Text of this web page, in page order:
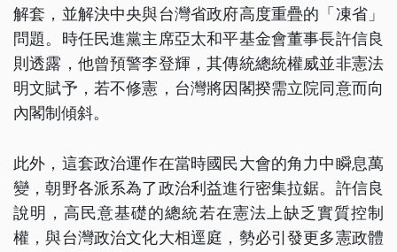
解套，並解決中央與台灣省政府高度重疊的「凍省」
問題。時任民進黨主席亞太和平基金會董事長許信良
則透露，他曾預警李登輝，其傳統總統權威並非憲法
明文賦予，若不修憲，台灣將因閣揆需立院同意而向
內閣制傾斜。
此外，這套政治運作在當時國民大會的角力中瞬息萬
變，朝野各派系為了政治利益進行密集拉鋸。許信良
說明，高民意基礎的總統若在憲法上缺乏實質控制
權，與台灣政治文化大相逕庭，勢必引發更多憲政體